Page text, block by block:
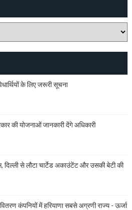
के लिए जरूरी सूचना
की योजनाओं जानकारी देंगे अधिकारी
से लौटा चार्टेड अकाउंटेंट और उसकी बेटी की
कंपनियों में हरियाणा सबसे अग्रणी राज्य - ऊर्जा